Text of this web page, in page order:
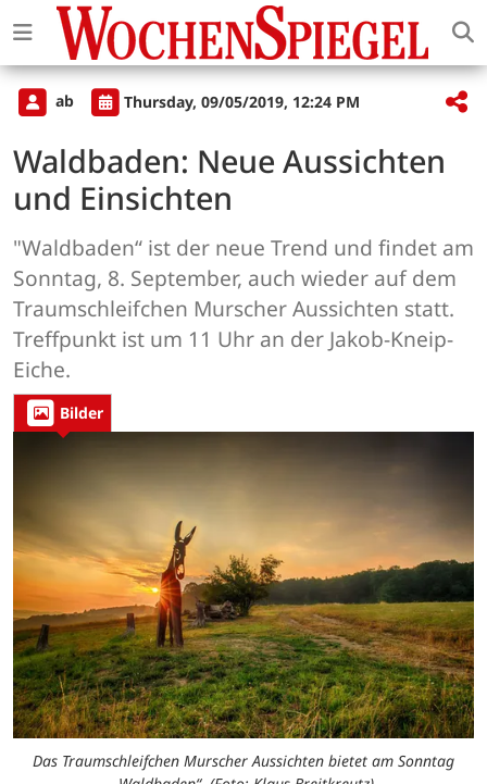
ab Thursday, 09/05/2019, 12:24 PM
Waldbaden: Neue Aussichten
und Einsichten
"Waldbaden“ ist der neue Trend und findet am
Sonntag, 8. September, auch wieder auf dem
Traumschleifchen Murscher Aussichten statt.
Treffpunkt ist um 11 Uhr an der Jakob-Kneip-
Eiche.
Bilder
Das Traumschleifchen Murscher Aussichten bietet am Sonntag